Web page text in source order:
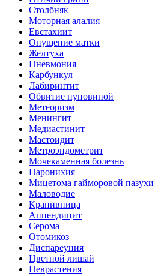
Столбняк
Моторная алалия
Евстахиит
Опущение матки
Желтуха
Пневмония
Карбункул
Лабиринтит
Обвитие пуповиной
Метеоризм
Менингит
Медиастинит
Мастоидит
Метроэндометрит
Мочекаменная болезнь
Паронихия
Мицетома гайморовой пазухи
Маловодие
Крапивница
Аппендицит
Серома
Отомикоз
Диспареуния
Цветной лишай
Неврастения